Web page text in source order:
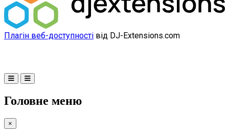
Плагін веб-доступності від DJ-Extensions.com
Головне меню
×